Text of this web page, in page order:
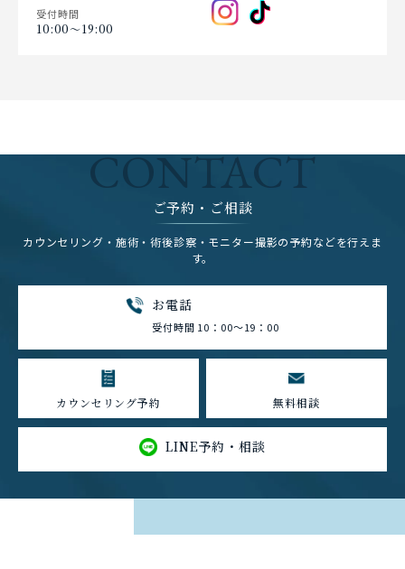
受付時間
10:00〜19:00
CONTACT
ご予約・ご相談
カウンセリング・施術・術後診察・モニター撮影の予約などを行えま
す。
お電話
受付時間 10：00～19：00
カウンセリング予約 無料相談
LINE予約・相談